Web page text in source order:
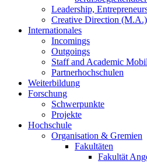
Leadership,
Creative Direction (M.A.)
Internationales
Incomings
Outgoings
Staff and Academic
Partnerhochschulen
Weiterbildung
Forschung
Schwerpunkte
Projekte
Hochschule
Organisation & Gremien
Fakultäten
Fakultät